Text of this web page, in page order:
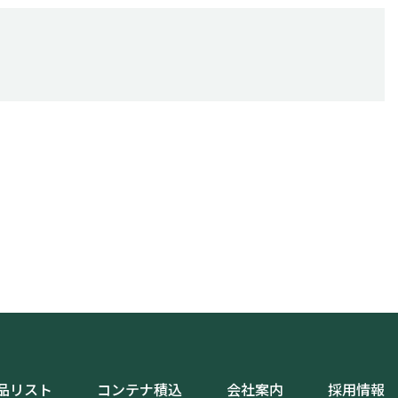
リスト コンテナ積込 会社案内 採用情報